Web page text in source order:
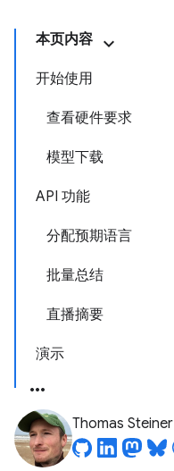
本页内容
开始使用
查看硬件要求
模型下载
API 功能
分配预期语言
批量总结
直播摘要
演示
Thomas Steiner